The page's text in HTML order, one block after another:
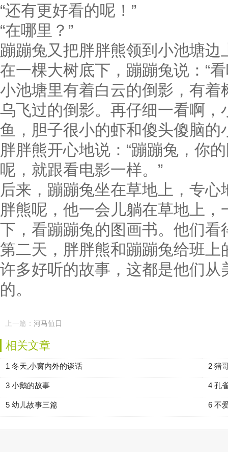
“还有更好看的呢！”
“在哪里？”
蹦蹦兔又把胖胖熊领到小池塘
在一棵大树底下，蹦蹦兔说：“
小池塘里有着白云的倒影，有
乌飞过的倒影。再仔细一看啊
鱼，胆子很小的虾和傻头傻脑
胖胖熊开心地说：“蹦蹦兔，你
呢，就跟看电影一样。”
后来，蹦蹦兔坐在草地上，专
胖熊呢，他一会儿躺在草地上
下，看蹦蹦兔的图画书。他们看
第二天，胖胖熊和蹦蹦兔给班
许多好听的故事，这都是他们
的。
上一篇： 河马值日
相关文章
1 冬天,小窗内外的谈话 2 猪
3 小鹅的故事 4 孔
5 幼儿故事三篇 6 不